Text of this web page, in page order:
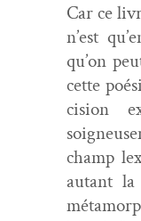
Car ce
n’est
qu’on
cette
ci­sion
champ
autant la